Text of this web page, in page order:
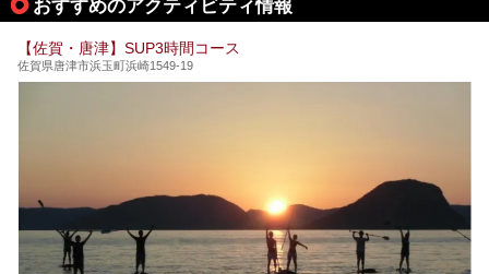
この記事はうれしの源泉 百年の湯のPRレポート記事です。
時開催中のチームラボ作品展も併せてご紹介。アート＆サウ
ナというかつてどこにも無かった組み合わせで、新体験!し
おすすめのアクティビティ情報
【佐賀・唐津】SUP3時間コース
佐賀県唐津市浜玉町浜崎1549-19